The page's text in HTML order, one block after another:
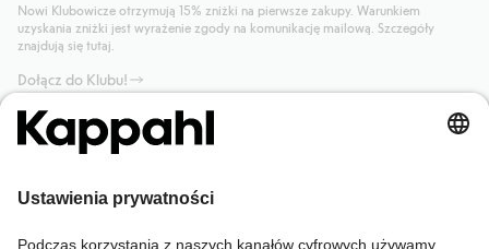
Nowi Klubowicze otrzymują 15% zniżki na pierwsze zakupy. Warunkiem
uzyskania zniżki jest wyrażenie zgody na komunikację mailową. Szczegóły
znajdują się tutaj.
Dołącz do Klubu!